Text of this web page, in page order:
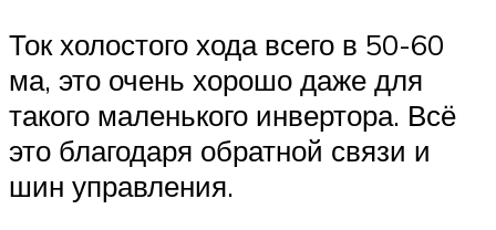
Ток холостого хода всего в 50-60
ма, это очень хорошо даже для
такого маленького инвертора. Всё
это благодаря обратной связи и
шин управления.